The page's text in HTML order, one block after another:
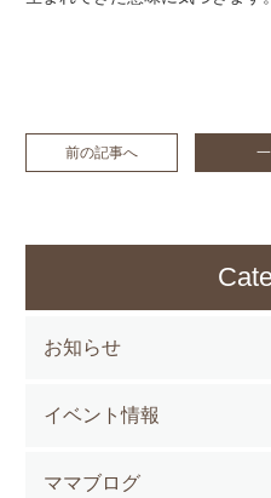
前の記事へ
お知らせ
イベント情報
ママブログ